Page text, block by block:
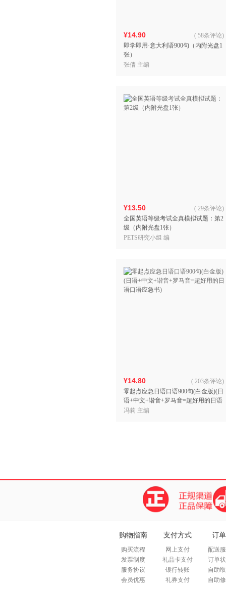
¥14.90
即学即用·意大利语900句（内附光盘1
张）
( 58条评论)
张倩 主编
¥13.50
全国英语等级考试全真模拟试题：第2
级（内附光盘1张）
( 29条评论)
PETS研究小组 编
¥14.80
零起点应急日语口语900句(白金版)(日
语+中文+谐音+罗马音=超好用的日语
口语应急书)
( 203条评论)
冯莉 主编
购物指南
购买流程
发票制度
服务协议
会员优惠
支付方式
网上支付
礼品卡支付
银行转账
礼券支付
订
配送
订单
自助
自助